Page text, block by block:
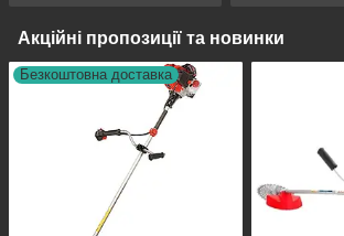
Акційні пропозиції та новинки
Безкоштовна доставка